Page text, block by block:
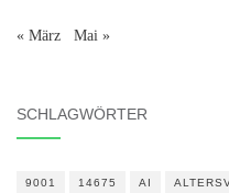
« März Mai »
SCHLAGWÖRTER
9001 14675 AI